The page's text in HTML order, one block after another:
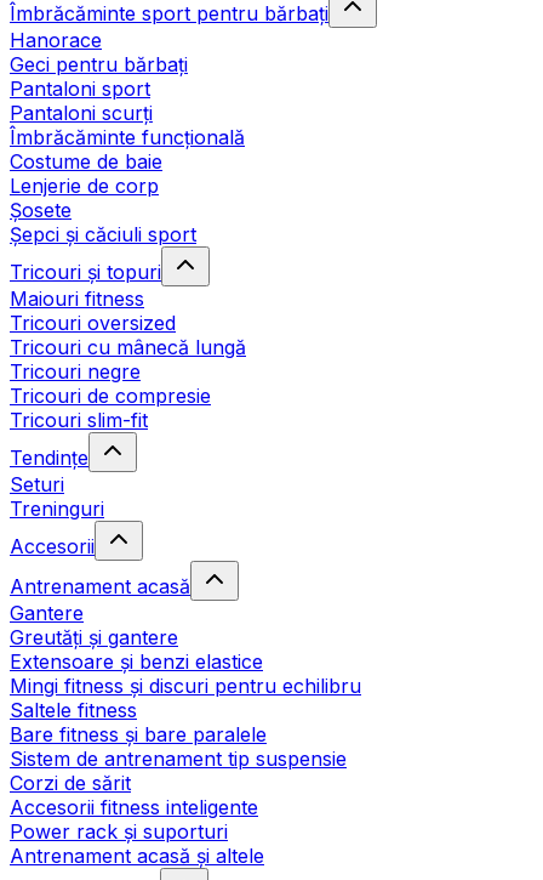
Îmbrăcăminte sport pentru bărbați
Hanorace
Geci pentru bărbați
Pantaloni sport
Pantaloni scurți
Îmbrăcăminte funcțională
Costume de baie
Lenjerie de corp
Șosete
Șepci și căciuli sport
Tricouri și topuri
Maiouri fitness
Tricouri oversized
Tricouri cu mânecă lungă
Tricouri negre
Tricouri de compresie
Tricouri slim-fit
Tendințe
Seturi
Treninguri
Accesorii
Antrenament acasă
Gantere
Greutăți și gantere
Extensoare și benzi elastice
Mingi fitness și discuri pentru echilibru
Saltele fitness
Bare fitness și bare paralele
Sistem de antrenament tip suspensie
Corzi de sărit
Accesorii fitness inteligente
Power rack și suporturi
Antrenament acasă și altele